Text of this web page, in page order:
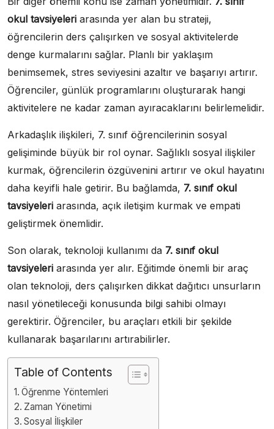
okul tavsiyeleri arasında yer alan bu strateji,
öğrencilerin ders çalışırken ve sosyal aktivitelerde
denge kurmalarını sağlar. Planlı bir yaklaşım
benimsemek, stres seviyesini azaltır ve başarıyı artırır.
Öğrenciler, günlük programlarını oluşturarak hangi
aktivitelere ne kadar zaman ayıracaklarını belirlemelidir.
Arkadaşlık ilişkileri, 7. sınıf öğrencilerinin sosyal
gelişiminde büyük bir rol oynar. Sağlıklı sosyal ilişkiler
kurmak, öğrencilerin özgüvenini artırır ve okul hayatını
daha keyifli hale getirir. Bu bağlamda, 7. sınıf okul
tavsiyeleri arasında, açık iletişim kurmak ve empati
geliştirmek önemlidir.
Son olarak, teknoloji kullanımı da 7. sınıf okul
tavsiyeleri arasında yer alır. Eğitimde önemli bir araç
olan teknoloji, ders çalışırken dikkat dağıtıcı unsurların
nasıl yönetileceği konusunda bilgi sahibi olmayı
gerektirir. Öğrenciler, bu araçları etkili bir şekilde
kullanarak başarılarını artırabilirler.
Table of Contents
Öğrenme Yöntemleri
Zaman Yönetimi
Sosyal İlişkiler